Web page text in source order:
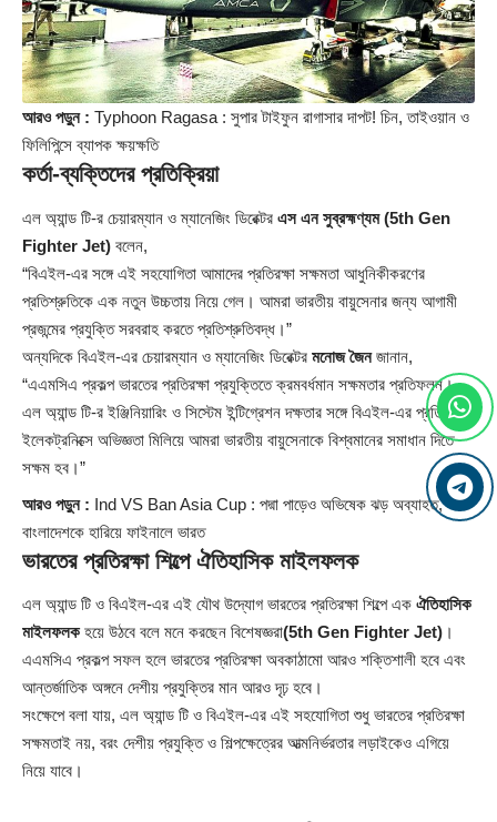
আরও পড়ুন : Typhoon Ragasa : সুপার টাইফুন রাগাসার দাপট! চিন, তাইওয়ান ও
ফিলিপিন্সে ব্যাপক ক্ষয়ক্ষতি
কর্তা-ব্যক্তিদের প্রতিক্রিয়া
এল অ্যান্ড টি-র চেয়ারম্যান ও ম্যানেজিং ডিরেক্টর এস এন সুব্রহ্মণ্যম (5th Gen
Fighter Jet) বলেন,
“বিএইল-এর সঙ্গে এই সহযোগিতা আমাদের প্রতিরক্ষা সক্ষমতা আধুনিকীকরণের
প্রতিশ্রুতিকে এক নতুন উচ্চতায় নিয়ে গেল। আমরা ভারতীয় বায়ুসেনার জন্য আগামী
প্রজন্মের প্রযুক্তি সরবরাহ করতে প্রতিশ্রুতিবদ্ধ।”
অন্যদিকে বিএইল-এর চেয়ারম্যান ও ম্যানেজিং ডিরেক্টর মনোজ জৈনজানান,
“এএমসিএ প্রকল্প ভারতের প্রতিরক্ষা প্রযুক্তিতে ক্রমবর্ধমান সক্ষমতার প্রতিফলন।
এল অ্যান্ড টি-র ইঞ্জিনিয়ারিং ও সিস্টেম ইন্টিগ্রেশন দক্ষতার সঙ্গে বিএইল-এর প্রতিরক্ষা
ইলেকট্রনিক্সে অভিজ্ঞতা মিলিয়ে আমরা ভারতীয় বায়ুসেনাকে বিশ্বমানের সমাধান দিতে
সক্ষম হব।”
আরও পড়ুন : Ind VS Ban Asia Cup : পদ্মা পাড়েও অভিষেক ঝড় অব্যাহত,
বাংলাদেশকে হারিয়ে ফাইনালে ভারত
ভারতের প্রতিরক্ষা শিল্পেঐতিহাসিক মাইলফলক
এল অ্যান্ড টি ও বিএইল-এর এই যৌথ উদ্যোগ ভারতের প্রতিরক্ষা শিল্পে এক ঐতিহাসিক
মাইলফলকহয়ে উঠবে বলে মনে করছেন বিশেষজ্ঞরা(5th Gen Fighter Jet) ।
এএমসিএ প্রকল্প সফল হলে ভারতের প্রতিরক্ষা অবকাঠামো আরও শক্তিশালী হবে এবং
আন্তর্জাতিক অঙ্গনে দেশীয় প্রযুক্তির মান আরও দৃঢ় হবে।
সংক্ষেপে বলা যায়, এল অ্যান্ড টি ও বিএইল-এর এই সহযোগিতা শুধু ভারতের প্রতিরক্ষা
সক্ষমতাই নয়, বরং দেশীয় প্রযুক্তি ও শিল্পক্ষেত্রের আত্মনির্ভরতার লড়াইকেও এগিয়ে
নিয়ে যাবে।